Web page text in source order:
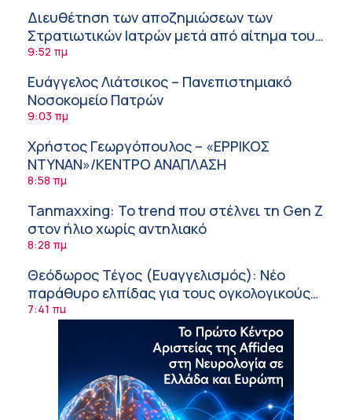
Διευθέτηση των αποζημιώσεων των
Στρατιωτικών Ιατρών μετά από αίτημα του
ΙΣΑ
9:52 πμ
Ευάγγελος Λιάτσικος – Πανεπιστημιακό
Νοσοκομείο Πατρών
9:03 πμ
Χρήστος Γεωργόπουλος – «ΕΡΡΙΚΟΣ
ΝΤΥΝΑΝ»/ΚΕΝΤΡΟ ΑΝΑΠΛΑΣΗ
8:58 πμ
Tanmaxxing: To trend που στέλνει τη Gen Z
στον ήλιο χωρίς αντηλιακό
8:28 πμ
Θεόδωρος Τέγος (Ευαγγελισμός): Νέο
παράθυρο ελπίδας για τους ογκολογικούς
ασθενείς μέσω κλινικών δοκιμών
7:41 πμ
Ασφάλεια στο νερό: 8 χρήσιμες οδηγίες
από τον Ελληνικό Ερυθρό Σταυρό
Μαρίνα Ραυτοπούλου (ΙΑΤΡΙΚΟ ΚΕΝΤΡΟ):